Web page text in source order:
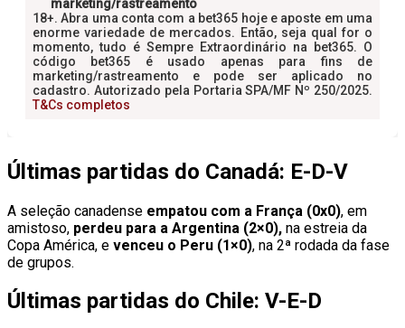
Últimas partidas do Canadá: E-D-V
A seleção canadense empatou com a França (0x0), em
amistoso, perdeu para a Argentina (2×0), na estreia da
Copa América, e venceu o Peru (1×0), na 2ª rodada da fase
de grupos.
Últimas partidas do Chile: V-E-D